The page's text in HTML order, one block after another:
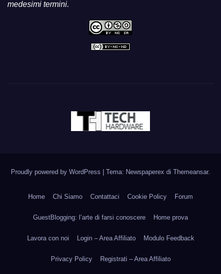
medesimi termini.
Proudly powered by WordPress Tema: Newspaperex di Themeansar.
Home Chi Siamo Contattaci Cookie Policy Forum
GuestBlogging: l’arte di farsi conoscere Home prova
Lavora con noi Login – Area Affiliato Modulo Feedback
Privacy Policy Registrati – Area Affiliato